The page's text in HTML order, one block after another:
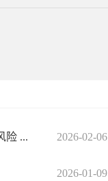
险 ... 2026-02-06
2026-01-09